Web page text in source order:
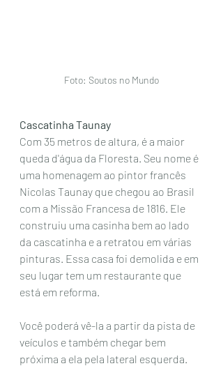
Foto: Soutos no Mundo
Cascatinha Taunay
Com 35 metros de altura, é a maior
queda d'água da Floresta. Seu nome é
uma homenagem ao pintor francês
Nicolas Taunay que chegou ao Brasil
com a Missão Francesa de 1816. Ele
construiu uma casinha bem ao lado
da cascatinha e a retratou em várias
pinturas. Essa casa foi demolida e em
seu lugar tem um restaurante que
está em reforma.
Você poderá vê-la a partir da pista de
veículos e também chegar bem
próxima a ela pela lateral esquerda.